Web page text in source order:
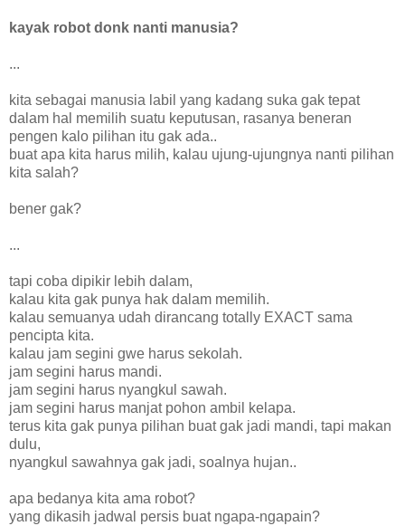
kayak robot donk nanti manusia?
...
kita sebagai manusia labil yang kadang suka gak tepat
dalam hal memilih suatu keputusan, rasanya beneran
pengen kalo pilihan itu gak ada..
buat apa kita harus milih, kalau ujung-ujungnya nanti pilihan
kita salah?
bener gak?
...
tapi coba dipikir lebih dalam,
kalau kita gak punya hak dalam memilih.
kalau semuanya udah dirancang totally EXACT sama
pencipta kita.
kalau jam segini gwe harus sekolah.
jam segini harus mandi.
jam segini harus nyangkul sawah.
jam segini harus manjat pohon ambil kelapa.
terus kita gak punya pilihan buat gak jadi mandi, tapi makan
dulu,
nyangkul sawahnya gak jadi, soalnya hujan..
apa bedanya kita ama robot?
yang dikasih jadwal persis buat ngapa-ngapain?